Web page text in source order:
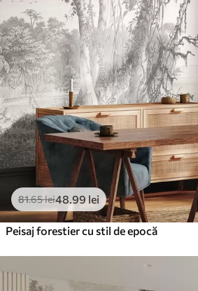
81.65lei48 .99 lei
Peisaj forestier cu stil de epocă